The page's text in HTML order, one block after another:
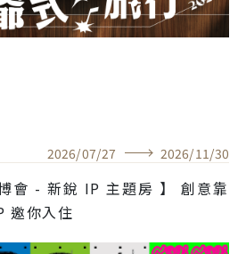
2026/07/27 2026/11 /30
會 - 新銳 IP 主題房 】 創意靠
邀你入住